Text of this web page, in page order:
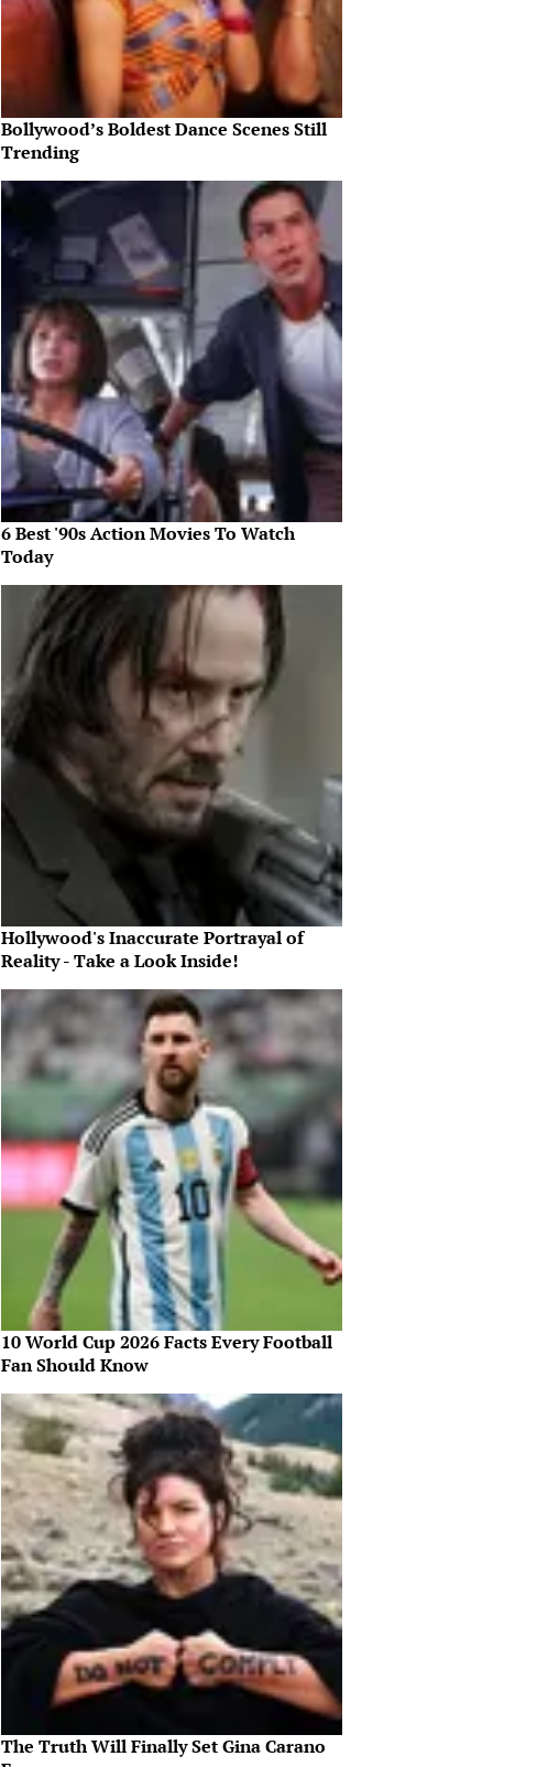
Bollywood’s Boldest Dance Scenes Still
Trending
6 Best '90s Action Movies To Watch
Today
Hollywood's Inaccurate Portrayal of
Reality - Take a Look Inside!
10 World Cup 2026 Facts Every Football
Fan Should Know
The Truth Will Finally Set Gina Carano